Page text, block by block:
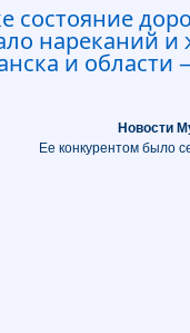
состояние
нареканий
и
Новости
Ее конкурентом было